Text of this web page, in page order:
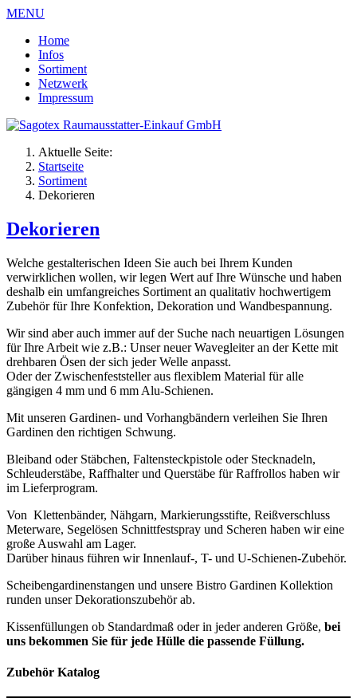
MENU
Home
Infos
Sortiment
Netzwerk
Impressum
Aktuelle Seite:
Startseite
Sortiment
Dekorieren
Dekorieren
Welche gestalterischen Ideen Sie auch bei Ihrem Kunden
verwirklichen wollen, wir legen Wert auf Ihre Wünsche und haben
deshalb ein umfangreiches Sortiment an qualitativ hochwertigem
Zubehör für Ihre Konfektion, Dekoration und Wandbespannung.
Wir sind aber auch immer auf der Suche nach neuartigen Lösungen
für Ihre Arbeit wie z.B.: Unser neuer Wavegleiter an der Kette mit
drehbaren Ösen der sich jeder Welle anpasst.
Oder der Zwischenfeststeller aus flexiblem Material für alle
gängigen 4 mm und 6 mm Alu-Schienen.
Mit unseren Gardinen- und Vorhangbändern verleihen Sie Ihren
Gardinen den richtigen Schwung.
Bleiband oder Stäbchen, Faltensteckpistole oder Stecknadeln,
Schleuderstäbe, Raffhalter und Querstäbe für Raffrollos haben wir
im Lieferprogram.
Von Klettenbänder, Nähgarn, Markierungsstifte, Reißverschluss
Meterware, Segelösen Schnittfestspray und Scheren haben wir eine
große Auswahl am Lager.
Darüber hinaus führen wir Innenlauf-, T- und U-Schienen-Zubehör.
Scheibengardinenstangen und unsere Bistro Gardinen Kollektion
runden unser Dekorationszubehör ab.
Kissenfüllungen ob Standardmaß oder in jeder anderen Größe, bei
uns bekommen Sie für jede Hülle die passende Füllung.
Zubehör Katalog